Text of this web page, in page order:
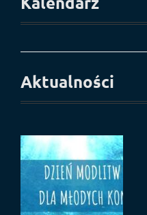
Aktualności